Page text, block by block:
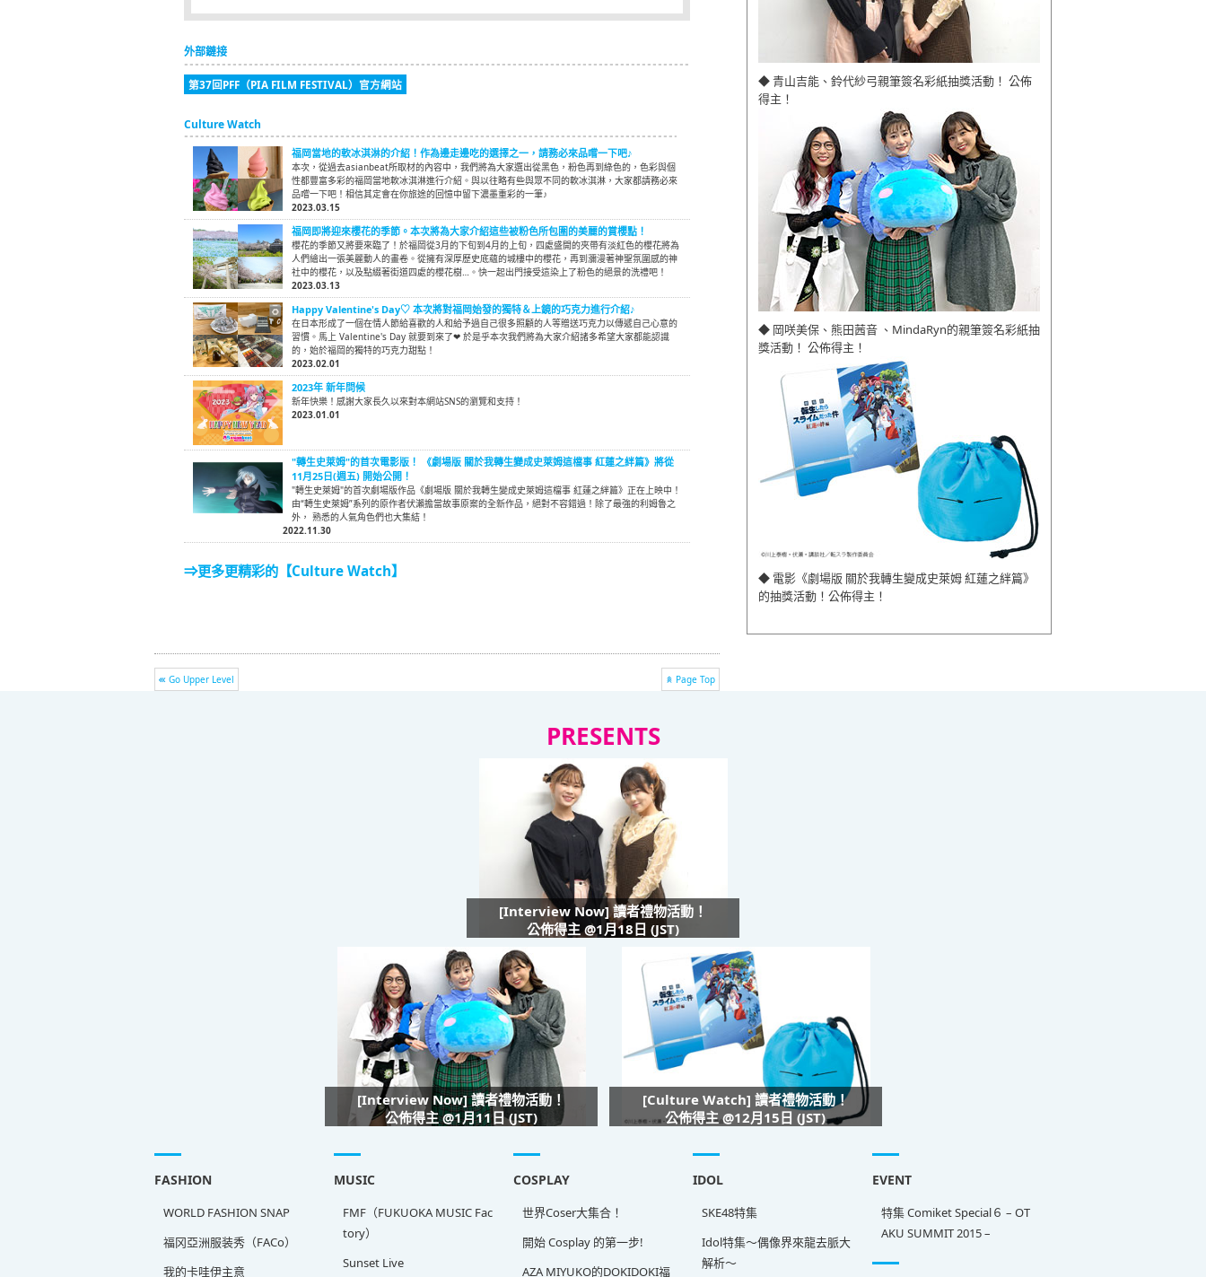
外部鏈接
第37回PFF（PIA FILM FESTIVAL）官方網站
Culture Watch
福岡當地的軟冰淇淋的介紹！作為邊走邊吃的選擇之一，請務必來品嚐一下吧♪
本次，從過去asianbeat所取材的內容中，我們將為大家選出從黑色，粉色再到綠色的，色彩與個
性都豐富多彩的福岡當地軟冰淇淋進行介紹。與以往略有些與眾不同的軟冰淇淋，大家都請務必來
品嚐一下吧！相信其定會在你旅途的回憶中留下濃墨重彩的一筆♪
2023.03.15
福岡即將迎來櫻花的季節。本次將為大家介紹這些被粉色所包圍的美麗的賞櫻點！
櫻花的季節又將要來臨了！於福岡從3月的下旬到4月的上旬，四處盛開的夾帶有淡紅色的櫻花將為
人們繪出一張美麗動人的畫卷。從擁有深厚歷史底蘊的城樓中的櫻花，再到瀰漫著神聖氛圍感的神
社中的櫻花，以及點綴著街道四處的櫻花樹…。快一起出門接受這染上了粉色的絕景的洗禮吧！
2023.03.13
Happy Valentine's Day♡ 本次將對福岡始發的獨特＆上鏡的巧克力進行介紹♪
在日本形成了一個在情人節給喜歡的人和給予過自己很多照顧的人等贈送巧克力以傳遞自己心意的
習慣。馬上 Valentine's Day 就要到來了❤ 於是乎本次我們將為大家介紹諸多希望大家都能認識
的，始於福岡的獨特的巧克力甜點！
2023.02.01
2023年 新年問候
新年快樂！感謝大家長久以來對本網站SNS的瀏覽和支持！
2023.01.01
"轉生史萊姆"的首次電影版！ 《劇場版 關於我轉生變成史萊姆這檔事 紅蓮之絆篇》將從
11月25日(週五) 開始公開！
"轉生史萊姆"的首次劇場版作品《劇場版 關於我轉生變成史萊姆這檔事 紅蓮之絆篇》正在上映中！
由“轉生史萊姆”系列的原作者伏瀨擔當故事原案的全新作品，絕對不容錯過！除了最強的利姆魯之
外， 熟悉的人氣角色們也大集結！
2022.11.30
⇒更多更精彩的【Culture Watch】
Go Upper Level Page Top
◆ 青山吉能、鈴代紗弓親筆簽名彩紙抽獎活動！ 公佈
得主！
◆ 岡咲美保、熊田茜音 、MindaRyn的親筆簽名彩紙抽
獎活動！ 公佈得主！
◆ 電影《劇場版 關於我轉生變成史萊姆 紅蓮之絆篇》
的抽獎活動！公佈得主！
PRESENTS
[Interview Now] 讀者禮物活動！
公佈得主 @1月18日 (JST)
[Interview Now] 讀者禮物活動！
公佈得主 @1月11日 (JST)
[Culture Watch] 讀者禮物活動！
公佈得主 @12月15日 (JST)
FASHION
WORLD FASHION SNAP
福冈亞洲服装秀（FACo）
我的卡哇伊主意
MUSIC
FMF（FUKUOKA MUSIC Fac
tory）
Sunset Live
COSPLAY
世界Coser大集合！
開始 Cosplay 的第一步!
AZA MIYUKO的DOKIDOKI福
IDOL
SKE48特集
Idol特集～偶像界來龍去脈大
解析～
EVENT
特集 Comiket Special６ – OT
AKU SUMMIT 2015 –